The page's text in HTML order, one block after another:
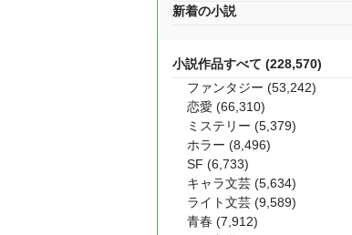
新着の小説
小説作品すべて (228,570)
ファンタジー (53,242)
恋愛 (66,310)
ミステリー (5,379)
ホラー (8,496)
SF (6,733)
キャラ文芸 (5,634)
ライト文芸 (9,589)
青春 (7,912)